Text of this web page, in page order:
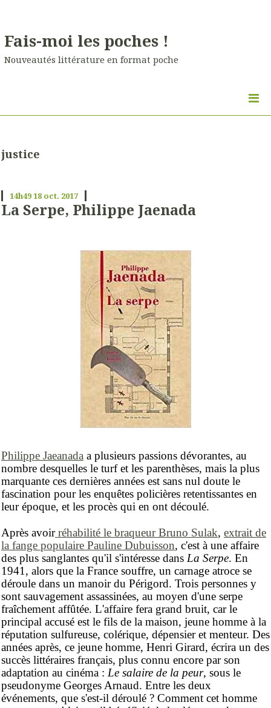
Fais-moi les poches !
Nouveautés littérature en format poche
justice
14h4918 oct. 2017
La Serpe, Philippe Jaenada
Philippe Jaeanada a plusieurs passions dévorantes, au
nombre desquelles le turf et les parenthèses, mais la plus
marquante ces dernières années est sans nul doute le
fascination pour les enquêtes policières retentissantes en
leur époque, et les procès qui en ont découlé.
Après avoirréhabilité le braqueur Bruno Sulak, extrait de
la fange populaire Pauline Dubuisson, c'est à une affaire
des plus sanglantes qu'il s'intéresse dans La Serpe. En
1941, alors que la France souffre, un carnage atroce se
déroule dans un manoir du Périgord. Trois personnes y
sont sauvagement assassinées, au moyen d'une serpe
fraîchement affûtée. L'affaire fera grand bruit, car le
principal accusé est le fils de la maison, jeune homme à la
réputation sulfureuse, colérique, dépensier et menteur. Des
années après, ce jeune homme, Henri Girard, écrira un des
succès littéraires français, plus connu encore par son
adaptation au cinéma : Le salaire de la peur, sous le
pseudonyme Georges Arnaud. Entre les deux
événements, que s'est-il déroulé ? Comment cet homme